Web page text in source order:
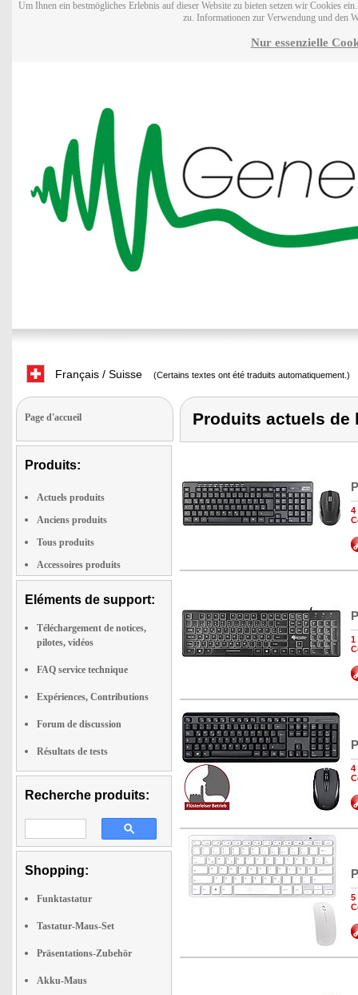
Um Ihnen ein bestmögliches Erlebnis auf dieser Website zu bieten setzen wir Cookies
zu. Informationen zur Verwendung und den
Nur essenzielle
Français / Suisse (Certains textes ont été traduits automatiquement.)
Page d'accueil
Produits:
Actuels produits
Anciens produits
Tous produits
Accessoires produits
Eléments de support:
Téléchargement de notices,
pilotes, vidéos
FAQ service technique
Expériences, Contributions
Forum de discussion
Résultats de tests
Recherche produits:
Shopping:
Funktastatur
Tastatur-Maus-Set
Präsentations-Zubehör
Akku-Maus
Produits actuels de
4
1
4
5